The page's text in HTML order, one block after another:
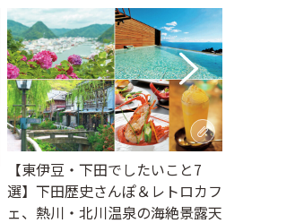
【東伊豆・下田でしたいこと7
選】下田歴史さんぽ＆レトロカフ
ェ、熱川・北川温泉の海絶景露天
400年前
上の温